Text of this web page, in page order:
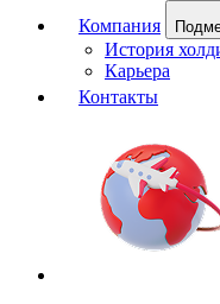
Компания
История
Карьера
Контакты